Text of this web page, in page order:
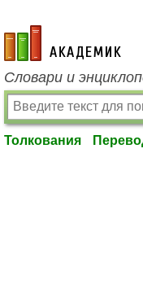
academic.ru
Словари и
Толкования